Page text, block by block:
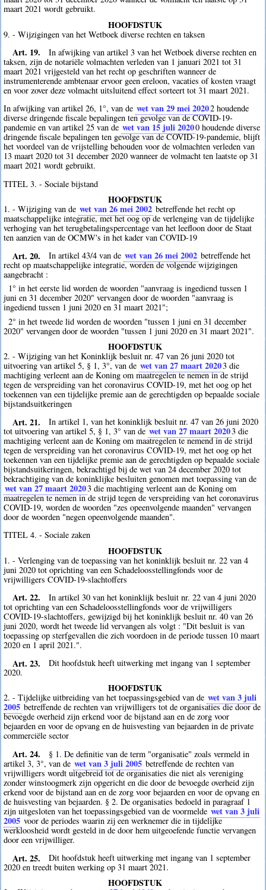
maart 2021 wordt gebruikt.
HOOFDSTUK
9. - Wijzigingen van het Wetboek diverse rechten en taksen
Art. 19.
In afwijking van artikel 3 van het Wetboek diverse rechten en
taksen, zijn de notariële volmachten verleden van 1 januari 2021 tot 31
maart 2021 vrijgesteld van het recht op geschriften wanneer de
instrumenterende ambtenaar ervoor geen ereloon, vacaties of kosten vraagt
en voor zover deze volmacht uitsluitend effect sorteert tot 31 maart 2021.
In afwijking van artikel 26, 1°, van de wet van 29 mei 20202 houdende
diverse dringende fiscale bepalingen ten gevolge van de COVID-19-
pandemie en van artikel 25 van de wet van 15 juli 20200 houdende diverse
dringende fiscale bepalingen ten gevolge van de COVID-19-pandemie, blijft
het voordeel van de vrijstelling behouden voor de volmachten verleden van
13 maart 2020 tot 31 december 2020 wanneer de volmacht ten laatste op 31
maart 2021 wordt gebruikt.
TITEL 3. - Sociale bijstand
HOOFDSTUK
1. - Wijziging van de wet van 26 mei 2002 betreffende het recht op
maatschappelijke integratie, met het oog op de verlenging van de tijdelijke
verhoging van het terugbetalingspercentage van het leefloon door de Staat
ten aanzien van de OCMW's in het kader van COVID-19
Art. 20. In artikel 43/4 van de wet van 26 mei 2002 betreffende het
recht op maatschappelijke integratie, worden de volgende wijzigingen
aangebracht :
1° in het eerste lid worden de woorden "aanvraag is ingediend tussen 1
juni en 31 december 2020" vervangen door de woorden "aanvraag is
ingediend tussen 1 juni 2020 en 31 maart 2021";
2° in het tweede lid worden de woorden "tussen 1 juni en 31 december
2020" vervangen door de woorden "tussen 1 juni 2020 en 31 maart 2021".
HOOFDSTUK
2. - Wijziging van het Koninklijk besluit nr. 47 van 26 juni 2020 tot
uitvoering van artikel 5, § 1, 3°, van de wet van 27 maart 20203 die
machtiging verleent aan de Koning om maatregelen te nemen in de strijd
tegen de verspreiding van het coronavirus COVID-19, met het oog op het
toekennen van een tijdelijke premie aan de gerechtigden op bepaalde sociale
bijstandsuitkeringen
Art. 21.
In artikel 1, van het koninklijk besluit nr. 47 van 26 juni 2020
tot uitvoering van artikel 5, § 1, 3° van de wet van 27 maart 20203 die
machtiging verleent aan de Koning om maatregelen te nemend in de strijd
tegen de verspreiding van het coronavirus COVID-19, met het oog op het
toekennen van een tijdelijke premie aan de gerechtigden op bepaalde sociale
bijstandsuitkeringen, bekrachtigd bij de wet van 24 december 2020 tot
bekrachtiging van de koninklijke besluiten genomen met toepassing van de
wet van 27 maart 20203 die machtiging verleent aan de Koning om
maatregelen te nemen in de strijd tegen de verspreiding van het coronavirus
COVID-19, worden de woorden "zes opeenvolgende maanden" vervangen
door de woorden "negen opeenvolgende maanden".
TITEL 4. - Sociale zaken
HOOFDSTUK
1. - Verlenging van de toepassing van het koninklijk besluit nr. 22 van 4
juni 2020 tot oprichting van een Schadeloosstellingfonds voor de
vrijwilligers COVID-19-slachtoffers
Art. 22.
In artikel 30 van het koninklijk besluit nr. 22 van 4 juni 2020
tot oprichting van een Schadeloosstellingfonds voor de vrijwilligers
COVID-19-slachtoffers, gewijzigd bij het koninklijk besluit nr. 40 van 26
juni 2020, wordt het tweede lid vervangen als volgt : "Dit besluit is van
toepassing op sterfgevallen die zich voordoen in de periode tussen 10 maart
2020 en 1 april 2021.".
Art. 23.
Dit hoofdstuk heeft uitwerking met ingang van 1 september
2020.
HOOFDSTUK
2. - Tijdelijke uitbreiding van het toepassingsgebied van de wet van 3 juli
2005 betreffende de rechten van vrijwilligers tot de organisaties die door de
bevoegde overheid zijn erkend voor de bijstand aan en de zorg voor
bejaarden en voor de opvang en de huisvesting van bejaarden in de private
commerciële sector
Art. 24.
§ 1. De definitie van de term "organisatie" zoals vermeld in
artikel 3, 3°, van de wet van 3 juli 2005 betreffende de rechten van
vrijwilligers wordt uitgebreid tot de organisaties die niet als vereniging
zonder winstoogmerk zijn opgericht en die door de bevoegde overheid zijn
erkend voor de bijstand aan en de zorg voor bejaarden en voor de opvang en
de huisvesting van bejaarden. § 2. De organisaties bedoeld in paragraaf 1
zijn uitgesloten van het toepassingsgebied van de voormelde wet van 3 juli
2005 voor de periodes waarin zij een werknemer die in tijdelijke
werkloosheid wordt gesteld in de door hem uitgeoefende functie vervangen
door een vrijwilliger.
Art. 25.
Dit hoofdstuk heeft uitwerking met ingang van 1 september
2020 en treedt buiten werking op 31 maart 2021.
HOOFDSTUK